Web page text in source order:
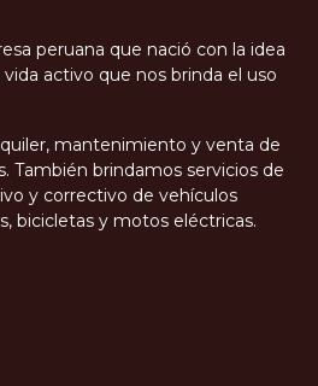
peruana que nació con la idea
activo que nos brinda el uso
mantenimiento y venta de
También brindamos servicios de
y correctivo de vehículos
bicicletas y motos eléctricas.